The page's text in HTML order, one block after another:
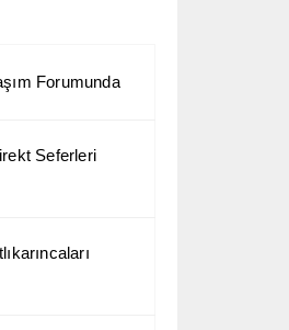
Forumunda
Seferleri